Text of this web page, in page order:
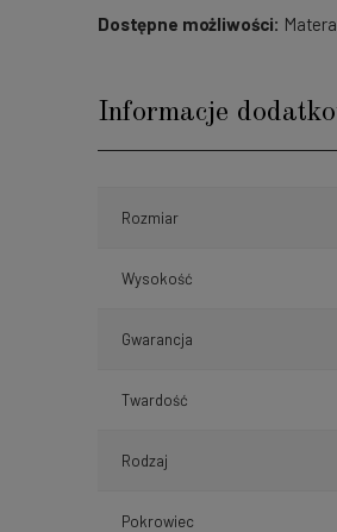
Dostępne możliwości:
Informacje
Rozmiar
Wysokość
Gwarancja
Twardość
Rodzaj
Pokrowiec